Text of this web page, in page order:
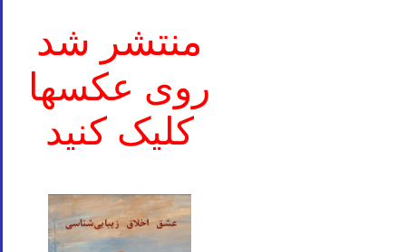
منتشر شد
روی عکسها
کلیک کنید